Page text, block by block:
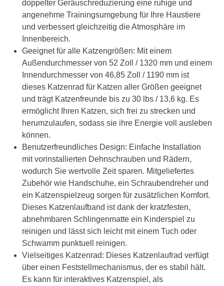
doppelter Geräuschreduzierung eine ruhige und
angenehme Trainingsumgebung für Ihre Haustiere
und verbessert gleichzeitig die Atmosphäre im
Innenbereich.
Geeignet für alle Katzengrößen: Mit einem
Außendurchmesser von 52 Zoll / 1320 mm und einem
Innendurchmesser von 46,85 Zoll / 1190 mm ist
dieses Katzenrad für Katzen aller Größen geeignet
und trägt Katzenfreunde bis zu 30 lbs / 13,6 kg. Es
ermöglicht Ihren Katzen, sich frei zu strecken und
herumzulaufen, sodass sie ihre Energie voll ausleben
können.
Benutzerfreundliches Design: Einfache Installation
mit vorinstallierten Dehnschrauben und Rädern,
wodurch Sie wertvolle Zeit sparen. Mitgeliefertes
Zubehör wie Handschuhe, ein Schraubendreher und
ein Katzenspielzeug sorgen für zusätzlichen Komfort.
Dieses Katzenlaufband ist dank der kratzfesten,
abnehmbaren Schlingenmatte ein Kinderspiel zu
reinigen und lässt sich leicht mit einem Tuch oder
Schwamm punktuell reinigen.
Vielseitiges Katzenrad: Dieses Katzenlaufrad verfügt
über einen Feststellmechanismus, der es stabil hält.
Es kann für interaktives Katzenspiel, als